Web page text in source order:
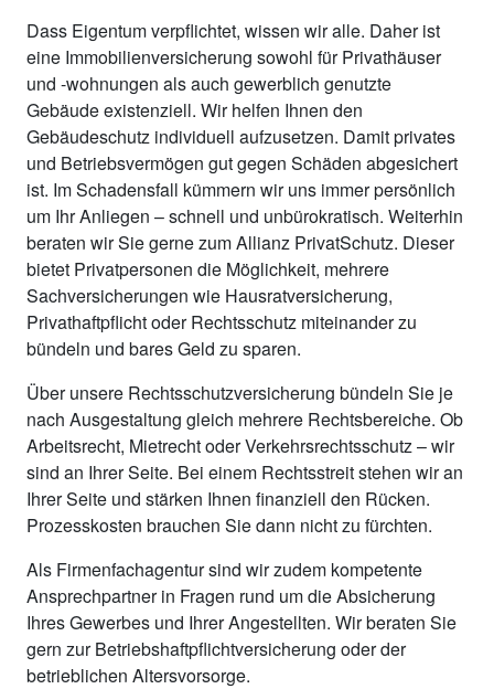
Dass Eigentum verpflichtet, wissen wir alle. Daher ist
eine Immobilienversicherung sowohl für Privathäuser
und -wohnungen als auch gewerblich genutzte
Gebäude existenziell. Wir helfen Ihnen den
Gebäudeschutz individuell aufzusetzen. Damit privates
und Betriebsvermögen gut gegen Schäden abgesichert
ist. Im Schadensfall kümmern wir uns immer persönlich
um Ihr Anliegen – schnell und unbürokratisch. Weiterhin
beraten wir Sie gerne zum Allianz PrivatSchutz. Dieser
bietet Privatpersonen die Möglichkeit, mehrere
Sachversicherungen wie Hausratversicherung,
Privathaftpflicht oder Rechtsschutz miteinander zu
bündeln und bares Geld zu sparen.
Über unsere Rechtsschutzversicherung bündeln Sie je
nach Ausgestaltung gleich mehrere Rechtsbereiche. Ob
Arbeitsrecht, Mietrecht oder Verkehrsrechtsschutz – wir
sind an Ihrer Seite. Bei einem Rechtsstreit stehen wir an
Ihrer Seite und stärken Ihnen finanziell den Rücken.
Prozesskosten brauchen Sie dann nicht zu fürchten.
Als Firmenfachagentur sind wir zudem kompetente
Ansprechpartner in Fragen rund um die Absicherung
Ihres Gewerbes und Ihrer Angestellten. Wir beraten Sie
gern zur Betriebshaftpflichtversicherung oder der
betrieblichen Altersvorsorge.